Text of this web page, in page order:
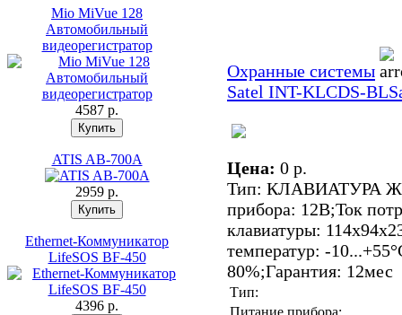
Mio MiVue 128
Автомобильный
видеорегистратор
4587 p.
ATIS AB-700A
2959 p.
Ethernet-Коммуникатор
LifeSOS BF-450
4396 p.
Охранные системы
Satel INT-KLCDS-BL
Цена: 0 p.
Тип: КЛАВИАТУРА
прибора: 12В;Ток
клавиатуры:
температур: -
80%;Гарантия: 12мес
Тип: